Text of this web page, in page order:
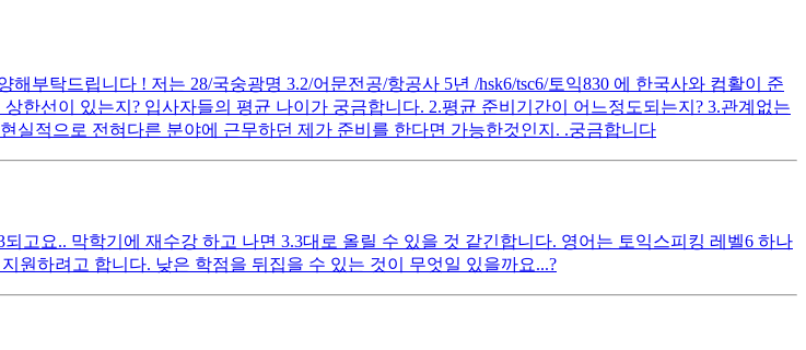
부탁드립니다 ! 저는 28/국숭광명 3.2/어문전공/항공사 5년 /hsk6/tsc6/토익830 에 한국사와 컴활이 준
한선이 있는지? 입사자들의 평균 나이가 궁금합니다. 2.평균 준비기간이 어느정도되는지? 3.관계없는
실적으로 전혀다른 분야에 근무하던 제가 준비를 한다면 가능한것인지. .궁금합니다
고요.. 막학기에 재수강 하고 나면 3.3대로 올릴 수 있을 것 같긴합니다. 영어는 토익스피킹 레벨6 하나
원하려고 합니다. 낮은 학점을 뒤집을 수 있는 것이 무엇일 있을까요...?